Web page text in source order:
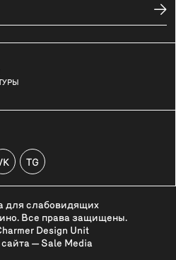
TG
для слабовидящих
Все права защищены.
Design Unit
— Sale Media